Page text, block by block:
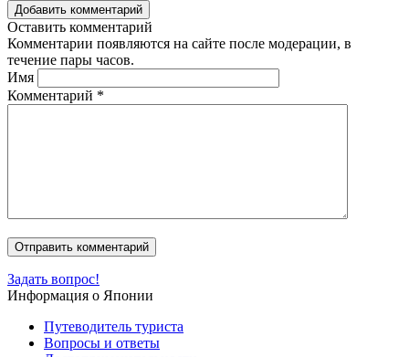
Добавить комментарий
Оставить комментарий
Комментарии появляются на сайте после модерации, в
течение пары часов.
Имя
Комментарий *
Задать вопрос!
Информация о Японии
Путеводитель туриста
Вопросы и ответы